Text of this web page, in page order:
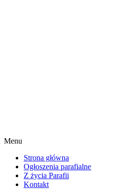
Menu
Strona główna
Ogłoszenia parafialne
Z życia Parafii
Kontakt